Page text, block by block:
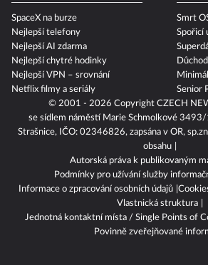
© 2001 - 2026 Copyright CZECH
se sídlem náměstí Marie Schmolkové
Strašnice, IČO: 02346826, zapsána v OR,
obsahu
Autorská práva k publikovaným
Podmínky pro užívání služby
Informace o zpracování osobních údajů
Vlastnická struktura
Jednotná kontaktní místa / Single Points of
Povinně zveřejňované
SpaceX na burze
Nejlepší telefony
Nejlepší AI zdarma
Nejlepší chytré hodinky
Nejlepší VPN – srovnání
Netflix filmy a seriály
Smrt
Spořicí
Senior